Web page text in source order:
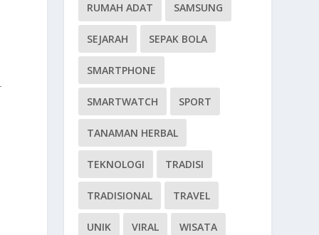
RUMAH ADAT SAMSUNG
SEJARAH SEPAK BOLA
SMARTPHONE
SMARTWATCH SPORT
TANAMAN HERBAL
TEKNOLOGI TRADISI
TRADISIONAL TRAVEL
UNIK VIRAL WISATA